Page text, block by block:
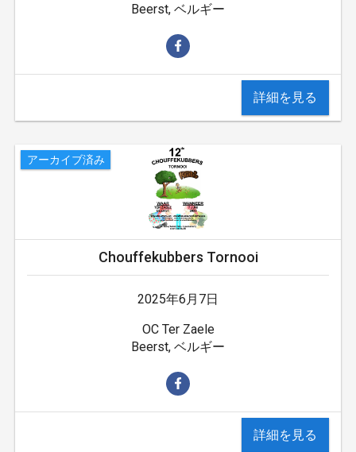
Beerst, ベルギー
詳細を見る
アーカイブ済み
Chouffekubbers Tornooi
2025年6月7日
OC Ter Zaele
Beerst, ベルギー
詳細を見る